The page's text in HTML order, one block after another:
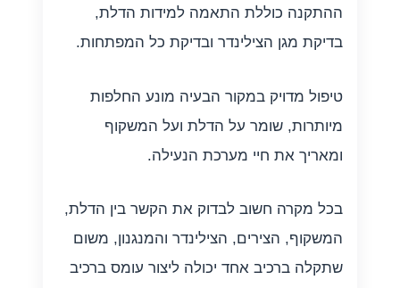
ההתקנה כוללת התאמה למידות הדלת,
בדיקת מגן הצילינדר ובדיקת כל המפתחות.
טיפול מדויק במקור הבעיה מונע החלפות
מיותרות, שומר על הדלת ועל המשקוף
ומאריך את חיי מערכת הנעילה.
בכל מקרה חשוב לבדוק את הקשר בין הדלת,
המשקוף, הצירים, הצילינדר והמנגנון, משום
שתקלה ברכיב אחד יכולה ליצור עומס ברכיב